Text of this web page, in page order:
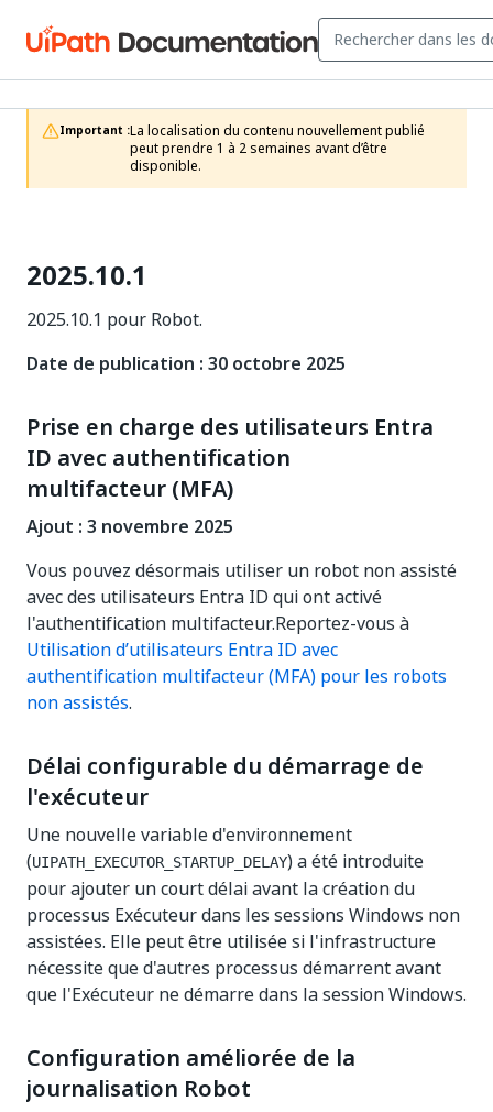
Important :La localisation du contenu nouvellement publié
peut prendre 1 à 2 semaines avant d’être
disponible.
2025.10.1
2025.10.1 pour Robot.
Date de publication : 30 octobre 2025
Prise en charge des utilisateurs Entra
ID avec authentification
multifacteur (MFA)
Ajout : 3 novembre 2025
Vous pouvez désormais utiliser un robot non assisté
avec des utilisateurs Entra ID qui ont activé
l'authentification multifacteur.Reportez-vous à
Utilisation d’utilisateurs Entra ID avec
authentification multifacteur (MFA) pour les robots
non assistés.
Délai configurable du démarrage de
l'exécuteur
Une nouvelle variable d'environnement
(UIPATH_EXECUTOR_STARTUP_DELAY) a été introduite
pour ajouter un court délai avant la création du
processus Exécuteur dans les sessions Windows non
assistées. Elle peut être utilisée si l'infrastructure
nécessite que d'autres processus démarrent avant
que l'Exécuteur ne démarre dans la session Windows.
Configuration améliorée de la
journalisation Robot